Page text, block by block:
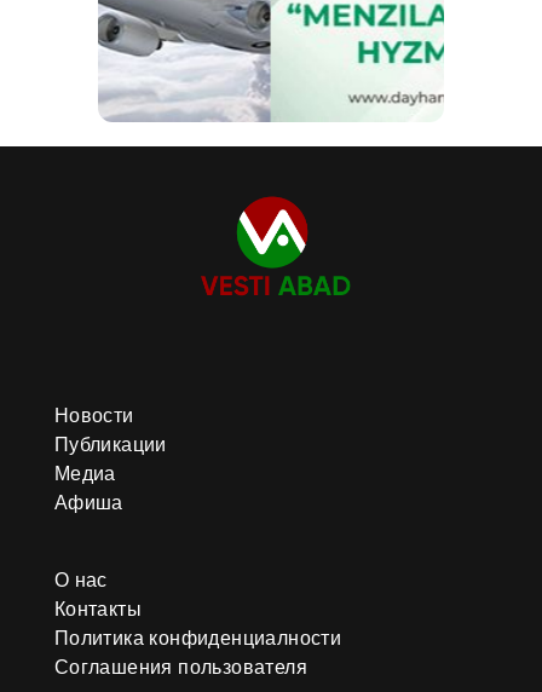
Новости
Публикации
Медиа
Афиша
О нас
Контакты
Политика конфиденциалности
Соглашения пользователя